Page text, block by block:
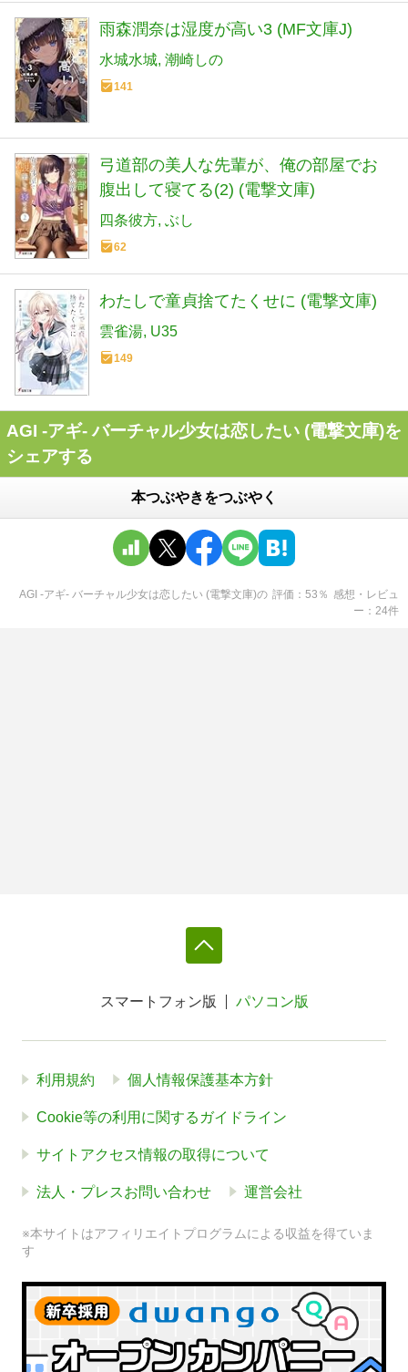
雨森潤奈は湿度が高い3 (MF文庫J)
水城水城 潮崎しの
141
弓道部の美人な先輩が、俺の部屋でお
腹出して寝てる(2) (電撃文庫)
四条彼方 ぶし
62
わたしで童貞捨てたくせに (電撃文庫)
雲雀湯 U35
149
AGI ‐アギ‐ バーチャル少女は恋したい (電撃文庫)を
シェアする
本つぶやきをつぶやく
AGI ‐アギ‐ バーチャル少女は恋したい (電撃文庫)の 評価 53 ％ 感想・レビュ
ー
24件
スマートフォン版 パソコン版
利用規約 個人情報保護基本方針
Cookie等の利用に関するガイドライン
サイトアクセス情報の取得について
法人・プレスお問い合わせ 運営会社
※本サイトはアフィリエイトプログラムによる収益を得ていま
す